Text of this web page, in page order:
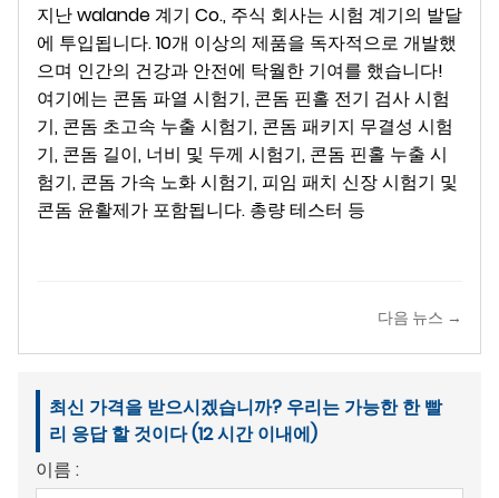
지난 walande 계기 Co., 주식 회사는 시험 계기의 발달
에 투입됩니다. 10개 이상의 제품을 독자적으로 개발했
으며 인간의 건강과 안전에 탁월한 기여를 했습니다!
여기에는 콘돔 파열 시험기, 콘돔 핀홀 전기 검사 시험
기, 콘돔 초고속 누출 시험기, 콘돔 패키지 무결성 시험
기, 콘돔 길이, 너비 및 두께 시험기, 콘돔 핀홀 누출 시
험기, 콘돔 가속 노화 시험기, 피임 패치 신장 시험기 및
콘돔 윤활제가 포함됩니다. 총량 테스터 등
다음 뉴스 →
최신 가격을 받으시겠습니까? 우리는 가능한 한 빨
리 응답 할 것이다 (12 시간 이내에)
이름 :